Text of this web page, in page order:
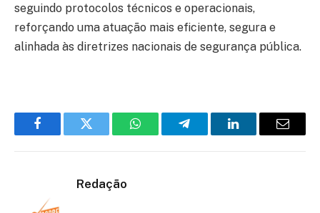
seguindo protocolos técnicos e operacionais,
reforçando uma atuação mais eficiente, segura e
alinhada às diretrizes nacionais de segurança pública.
FacebookTwitter WhatsAppTelegramLinkedInEmail
Redação